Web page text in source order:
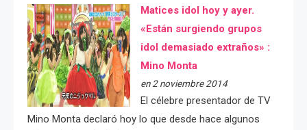
Matices idol hoy y ayer.
«Están surgiendo grupos
idol demasiado extraños» :
Mino Monta
en 2 noviembre 2014
El célebre presentador de TV
Mino Monta declaró hoy lo que desde hace algunos